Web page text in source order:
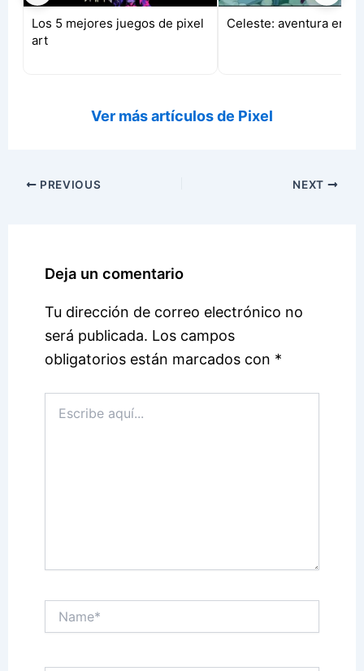
Los 5 mejores juegos de pixel
art
Celeste: aventura en
Ver más artículos de Pixel
PREVIOUS NEXT
Deja un comentario
Tu dirección de correo electrónico no
será publicada. Los campos
obligatorios están marcados con *
aquí...